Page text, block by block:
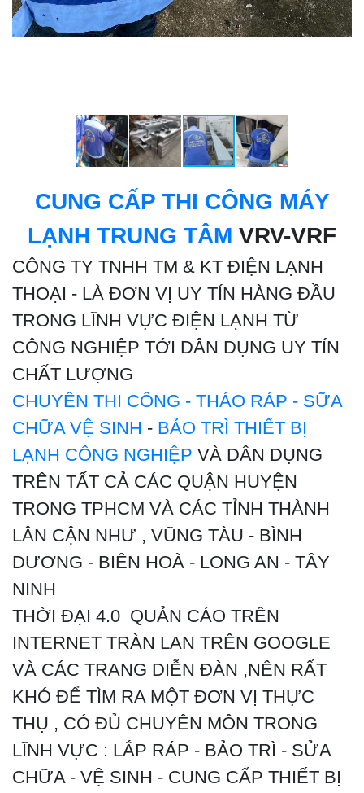
CUNG CẤP THI CÔNG MÁY
LẠNH TRUNG TÂM VRV-VRF
CÔNG TY TNHH TM & KT ĐIỆN LẠNH
THOẠI - LÀ ĐƠN VỊ UY TÍN HÀNG ĐẦU
TRONG LĨNH VỰC ĐIỆN LẠNH TỪ
CÔNG NGHIỆP TỚI DÂN DỤNG UY TÍN
CHẤT LƯỢNG
CHUYÊN THI CÔNG - THÁO RÁP - SỮA
CHỮA VỆ SINH - BẢO TRÌ THIẾT BỊ
LẠNH CÔNG NGHIỆP VÀ DÂN DỤNG
TRÊN TẤT CẢ CÁC QUẬN HUYỆN
TRONG TPHCM VÀ CÁC TỈNH THÀNH
LÂN CẬN NHƯ , VŨNG TÀU - BÌNH
DƯƠNG - BIÊN HOÀ - LONG AN - TÂY
NINH
THỜI ĐẠI 4.0 QUẢN CÁO TRÊN
INTERNET TRÀN LAN TRÊN GOOGLE
VÀ CÁC TRANG DIỄN ĐÀN ,NÊN RẤT
KHÓ ĐỂ TÌM RA MỘT ĐƠN VỊ THỰC
THỤ , CÓ ĐỦ CHUYÊN MÔN TRONG
LĨNH VỰC : LẮP RÁP - BẢO TRÌ - SỬA
CHỮA - VỆ SINH - CUNG CẤP THIẾT BỊ